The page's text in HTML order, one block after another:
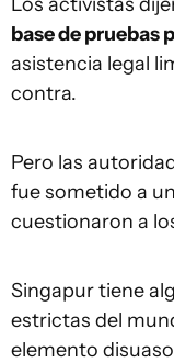
base de pruebas
asistencia legal
contra.
Pero las
fue sometido a
cuestionaron a
Singapur tiene
estrictas del
elemento